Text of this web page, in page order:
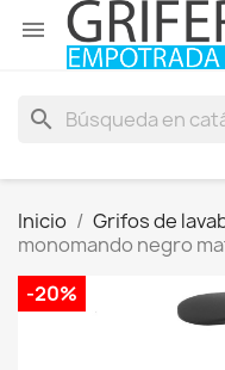

search
Inicio Grifos de
monomando negro
-20%